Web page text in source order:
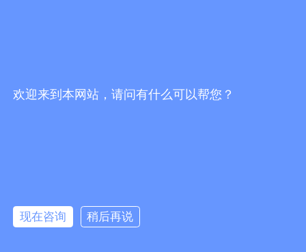
欢迎来到本网站，请问有什么可以帮您？
现在咨询 稍后再说